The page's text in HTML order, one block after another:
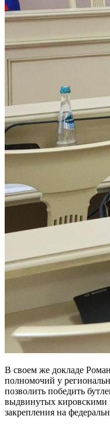
В своем же докладе
полномочий у
позволить победить
выдвинутых кировскими
закрепления на